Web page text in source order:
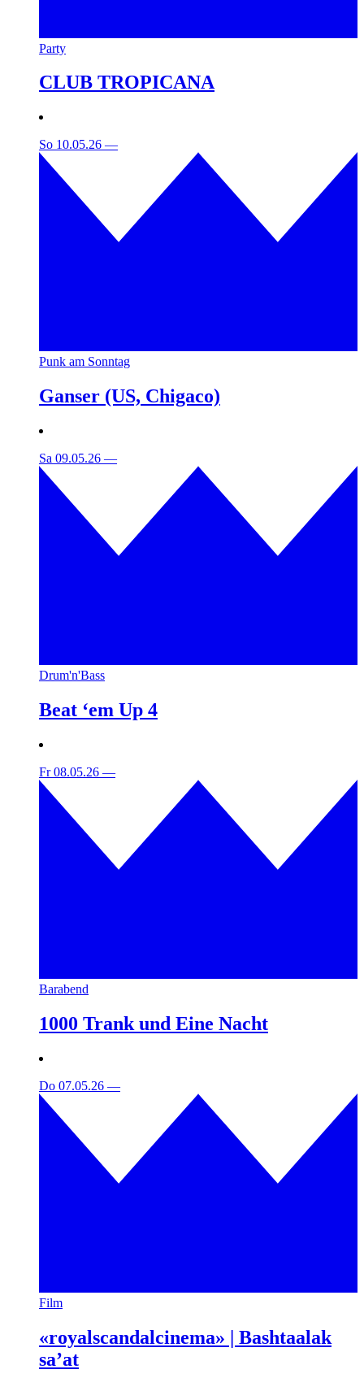
Party
CLUB TROPICANA
So 10.05.26 —
Punk am Sonntag
Ganser (US, Chigaco)
Sa 09.05.26 —
Drum'n'Bass
Beat ‘em Up 4
Fr 08.05.26 —
Barabend
1000 Trank und Eine Nacht
Do 07.05.26 —
Film
«royalscandalcinema» | Bashtaalak
sa’at